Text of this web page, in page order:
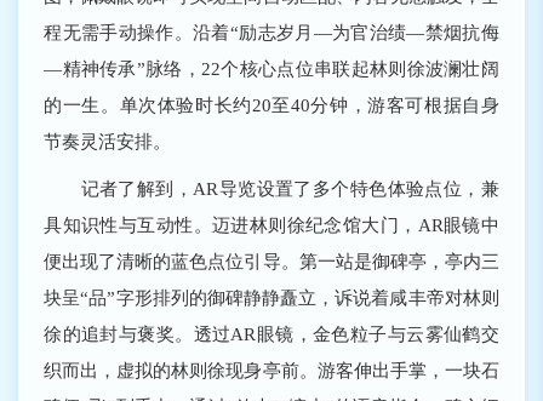
程无需手动操作。沿着“励志岁月―为官治绩―禁烟抗侮
―精神传承”脉络，22个核心点位串联起林则徐波澜壮阔
的一生。单次体验时长约20至40分钟，游客可根据自身
节奏灵活安排。
记者了解到，AR导览设置了多个特色体验点位，兼
具知识性与互动性。迈进林则徐纪念馆大门，AR眼镜中
便出现了清晰的蓝色点位引导。第一站是御碑亭，亭内三
块呈“品”字形排列的御碑静静矗立，诉说着咸丰帝对林则
徐的追封与褒奖。透过AR眼镜，金色粒子与云雾仙鹤交
织而出，虚拟的林则徐现身亭前。游客伸出手掌，一块石